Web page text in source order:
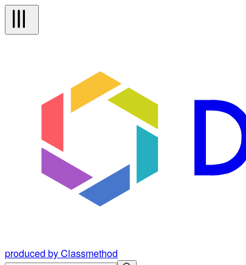
produced by Classmethod